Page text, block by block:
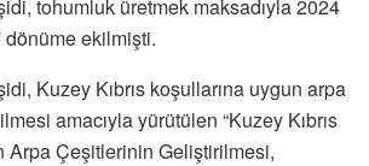
tohumluk üretmek maksadıyla 2024
dönüme ekilmişti.
Kuzey Kıbrıs koşullarına uygun arpa
amacıyla yürütülen “Kuzey Kıbrıs
Arpa Çeşitlerinin Geliştirilmesi,